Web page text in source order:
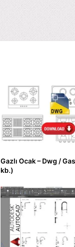
Gazlı Ocak – Dwg /
kb.)